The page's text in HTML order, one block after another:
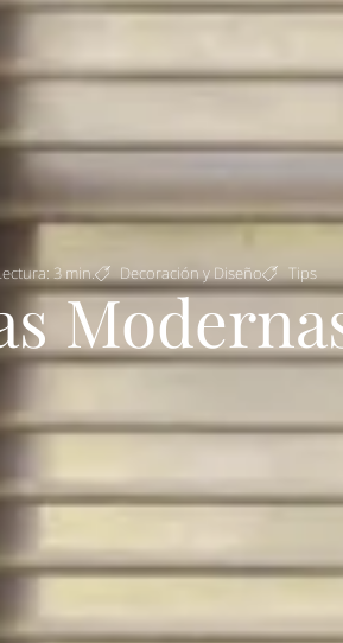
3 min. Decoración y Diseño Tips